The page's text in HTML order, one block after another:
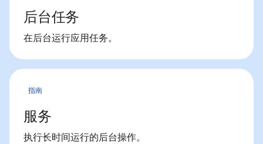
后台任务
在后台运行应用任务。
指南
服务
执行长时间运行的后台操作。